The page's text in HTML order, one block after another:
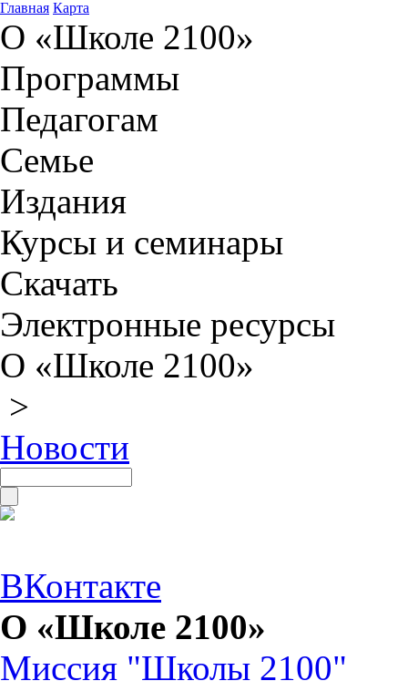
Главная Карта
О «Школе 2100»
Программы
Педагогам
Семье
Издания
Курсы и семинары
Скачать
Электронные ресурсы
О «Школе 2100»
>
Новости
ВКонтакте
О «Школе 2100»
Миссия "Школы 2100"